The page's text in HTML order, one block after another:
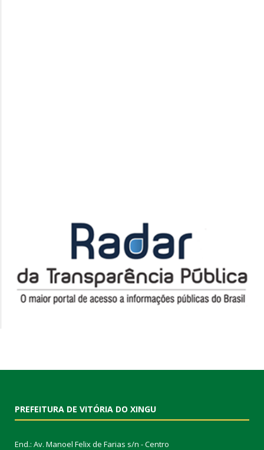
PREFEITURA DE VITÓRIA DO XINGU
End.: Av. Manoel Felix de Farias s/n - Centro